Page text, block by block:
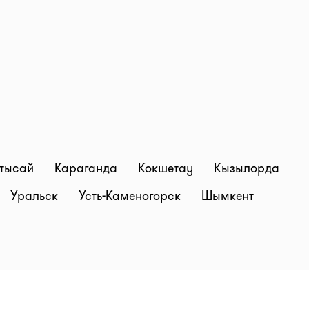
Караганда Кокшетау
Кызылорда
Уральск Усть-Каменогорск
Шымкент